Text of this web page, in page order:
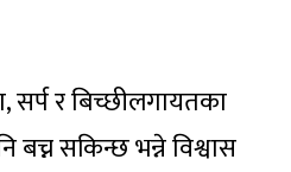
सर्प र बिच्छीलगायतका
सकिन्छ भन्ने विश्वास